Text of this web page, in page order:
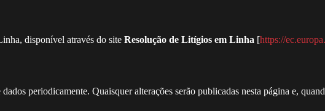
disponível através do siteResolução de Litígios em Linha [https://
periodicamente. Quaisquer alterações serão publicadas nesta página e,